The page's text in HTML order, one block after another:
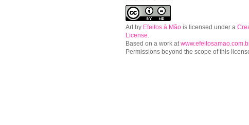
Art by Efeitos à Mão is licensed under a
License
Based on a work at
Permissions beyond the scope of this